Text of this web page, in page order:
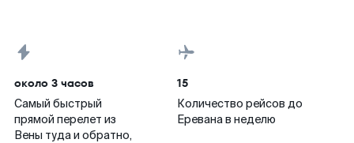
около 3 часов
Самый быстрый
прямой перелет из
Вены туда и обратно,
15
Количество рейсов до
Еревана в неделю